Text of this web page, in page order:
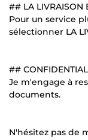
## LA LIVRAISON
Pour un service
sélectionner LA
##
Je m'engage à
documents.
N'hésitez pas de